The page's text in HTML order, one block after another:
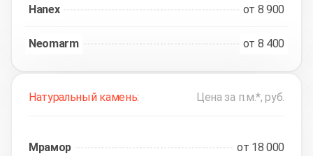
Hanex от 8 900
Neomarm от 8 400
Натуральный камень: Цена за п.м.*, руб.
Мрамор от 18 000